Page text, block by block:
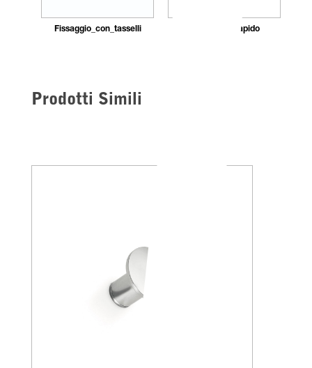
Fissaggio_con_tasselli Montaggio_rapido
Prodotti Simili